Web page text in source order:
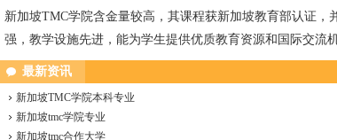
新加坡TMC学院含金量较高，其课程获新加坡教育部认证
强，教学设施先进，能为学生提供优质教育资源和国际交流
最新资讯
新加坡TMC学院本科专业
新加坡tmc学院专业
新加坡tmc合作大学